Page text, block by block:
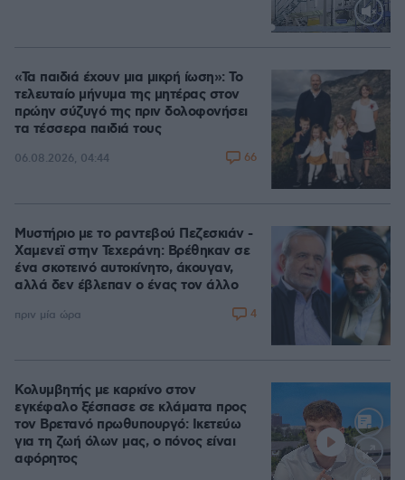
Loaded:
«Τα παιδιά έχουν μια μικρή ίωση»: Το
τελευταίο μήνυμα της μητέρας στον
πρώην σύζυγό της πριν δολοφονήσει
τα τέσσερα παιδιά τους
06.08.2026, 04:44 66
Μυστήριο με το ραντεβού Πεζεσκιάν -
Χαμενεϊ στην Τεχεράνη: Βρέθηκαν σε
ένα σκοτεινό αυτοκίνητο, άκουγαν,
αλλά δεν έβλεπαν ο ένας τον άλλο
πριν μία ώρα 4
Κολυμβητής με καρκίνο στον
εγκέφαλο ξέσπασε σε κλάματα προς
τον Βρετανό πρωθυπουργό: Ικετεύω
για τη ζωή όλων μας, ο πόνος είναι
αφόρητος